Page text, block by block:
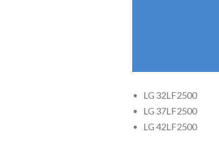
LG 32LF2500
LG 37LF2500
LG 42LF2500